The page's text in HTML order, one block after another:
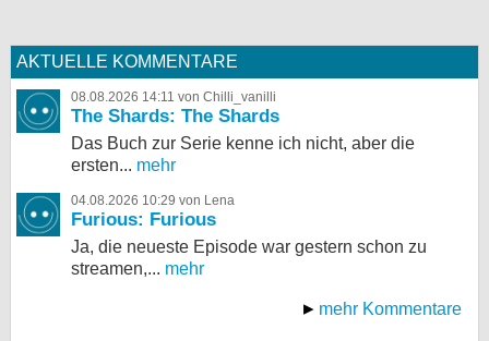
AKTUELLE KOMMENTARE
08.08.2026 14:11 von Chilli_vanilli
The Shards: The Shards
Das Buch zur Serie kenne ich nicht, aber die
ersten... mehr
04.08.2026 10:29 von Lena
Furious: Furious
Ja, die neueste Episode war gestern schon zu
streamen,... mehr
mehr Kommentare